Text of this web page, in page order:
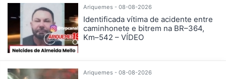
Ariquemes - 08-08-2026
Identificada vítima de acidente entre
caminhonete e bitrem na BR–364,
Km–542 – VÍDEO
Ariquemes - 08-08-2026